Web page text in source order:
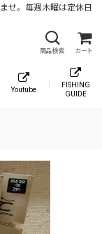
せ。毎週木曜は定休日
商品検索 カート
Youtube
FISHING
GUIDE